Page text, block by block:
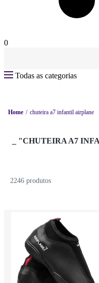
0
Todas as categorias
Home chuteira a7 infantil airplane
"CHUTEIRA A7
2246 produtos